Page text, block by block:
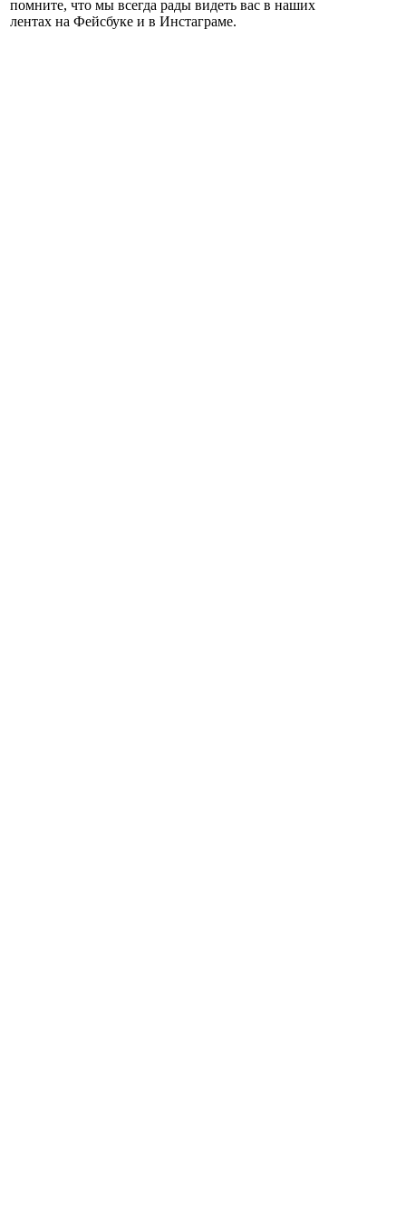
помните, что мы всегда рады видеть вас в наших
лентах на Фейсбуке и в Инстаграме.